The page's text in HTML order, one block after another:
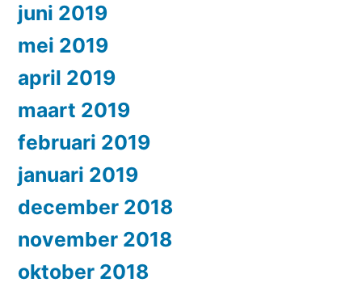
juni 2019
mei 2019
april 2019
maart 2019
februari 2019
januari 2019
december 2018
november 2018
oktober 2018